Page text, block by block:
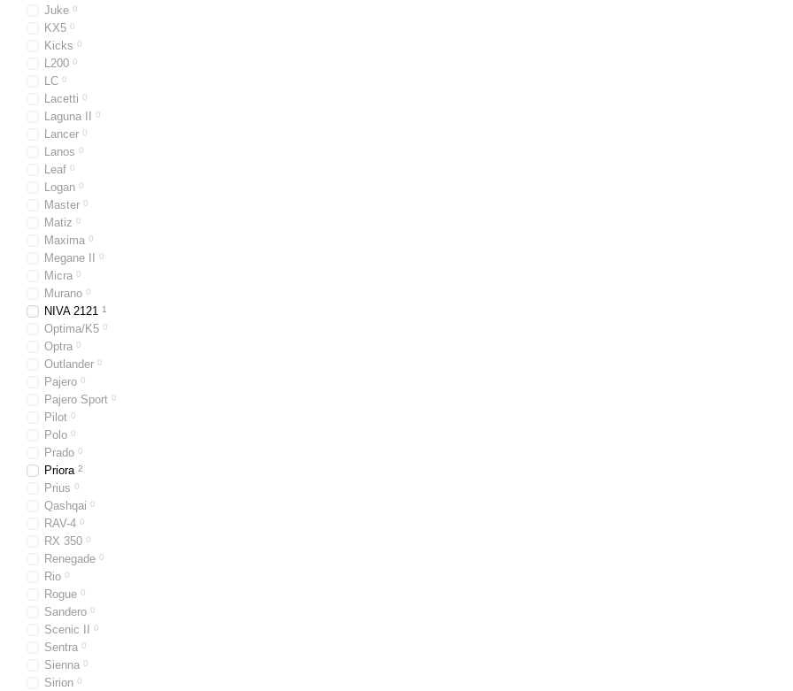
Juke 0
KX5 0
Kicks 0
L200 0
LC 0
Lacetti 0
Laguna II 0
Lancer 0
Lanos 0
Leaf 0
Logan 0
Master 0
Matiz 0
Maxima 0
Megane II 0
Micra 0
Murano 0
NIVA 2121 1
Optima/K5 0
Optra 0
Outlander 0
Pajero 0
Pajero Sport 0
Pilot 0
Polo 0
Prado 0
Priora 2
Prius 0
Qashqai 0
RAV-4 0
RX 350 0
Renegade 0
Rio 0
Rogue 0
Sandero 0
Scenic II 0
Sentra 0
Sienna 0
Sirion 0